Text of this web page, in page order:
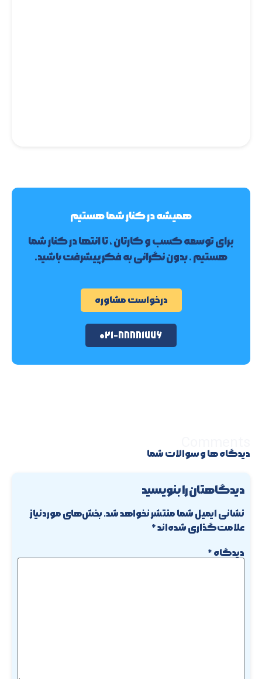
همیشه در کنار شما هستیم
برای توسعه کسب و کارتان ، تا انتها در کنار شما
هستیم . بدون نگرانی به فکر پیشرفت باشید.
درخواست مشاوره
۰۲۱-۸۸۸۸۱۷۷۶
دیدگاه ها و سوالات شما
دیدگاهتان را بنویسید
نشانی ایمیل شما منتشر نخواهد شد.بخش‌های موردنیاز
علامت‌گذاری شده‌اند*
دیدگاه*